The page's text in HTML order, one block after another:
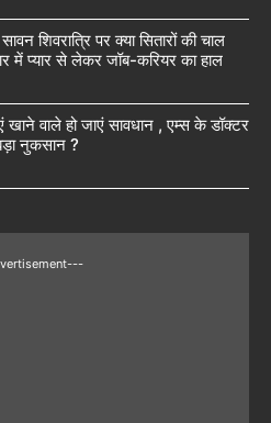
पर क्या सितारों की चाल
में प्यार से लेकर जॉब-करियर का हाल
वाले हो जाएं सावधान , एम्स के डॉक्टर
नुकसान ?